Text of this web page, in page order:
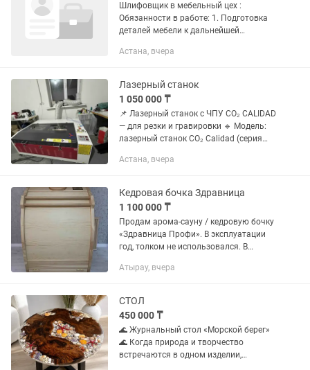
Шлифовщик в мебельный цех :
Обязанности в работе: 1. Подготовка
деталей мебели к дальнейшей
зачистка). 2. Шлифование изделий из
Астана, вчера
Лазерный станок
1 050 000 ₸
📌 Лазерный станок с ЧПУ CO₂ CALIDAD
— для резки и гравировки 🔹 Модель:
лазерный станок CO₂ Calidad (серия
фото) 🔹 Состояние: отличное / не
Астана, вчера
Кедровая бочка Здравница
1 100 000 ₸
Продам арома-сауну / кедровую бочку
«Здравница Профи». В эксплуатации
год, толком не использовался. В
для тех кто не терпит баню - отличный
Атырау, вчера
СТОЛ
450 000 ₸
🌊 Журнальный стол «Морской берег»
🌊 Когда природа и творчество
встречаются в одном изделии,